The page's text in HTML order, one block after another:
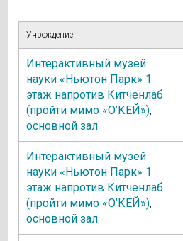
Учреждение
Интерактивный музей
науки «Ньютон Парк» 1
этаж напротив Китченлаб
(пройти мимо «О’КЕЙ»),
основной зал
Интерактивный музей
науки «Ньютон Парк» 1
этаж напротив Китченлаб
(пройти мимо «О’КЕЙ»),
основной зал